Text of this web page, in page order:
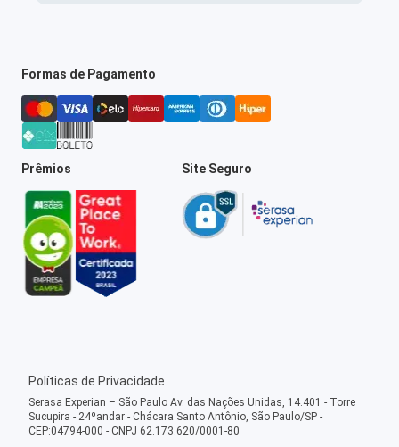
Formas de Pagamento
Prêmios Site Seguro
Políticas de Privacidade
Serasa Experian – São Paulo Av. das Nações Unidas, 14.401 - Torre
Sucupira - 24ºandar - Chácara Santo Antônio, São Paulo/SP -
CEP:04794-000 - CNPJ 62.173.620/0001-80